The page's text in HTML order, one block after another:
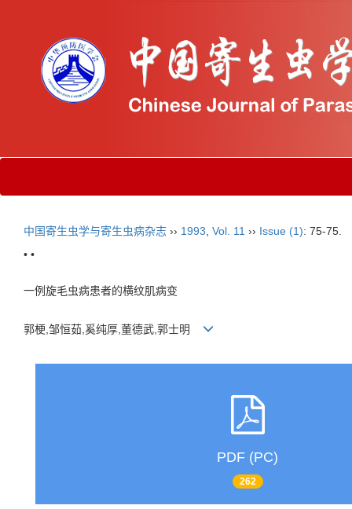
中国寄生虫学与寄生虫病杂志 ›› 1993 Vol. 11 ›› Issue (1): 75-75.
• •
一例旋毛虫病患者的横纹肌病变
郭梗,邹恒茹,奚纯厚,董德武,郭士明
PDF (PC)
262